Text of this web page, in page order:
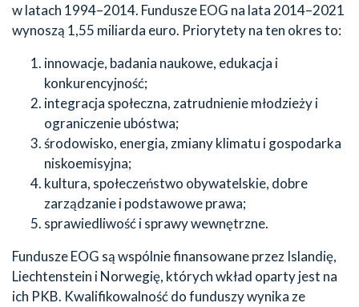
w latach 1994–2014. Fundusze EOG na lata 2014–2021
wynoszą 1,55 miliarda euro. Priorytety na ten okres to:
innowacje, badania naukowe, edukacja i
konkurencyjność;
integracja społeczna, zatrudnienie młodzieży i
ograniczenie ubóstwa;
środowisko, energia, zmiany klimatu i gospodarka
niskoemisyjna;
kultura, społeczeństwo obywatelskie, dobre
zarządzanie i podstawowe prawa;
sprawiedliwość i sprawy wewnętrzne.
Fundusze EOG są wspólnie finansowane przez Islandię,
Liechtenstein i Norwegię, których wkład oparty jest na
ich PKB. Kwalifikowalność do funduszy wynika ze